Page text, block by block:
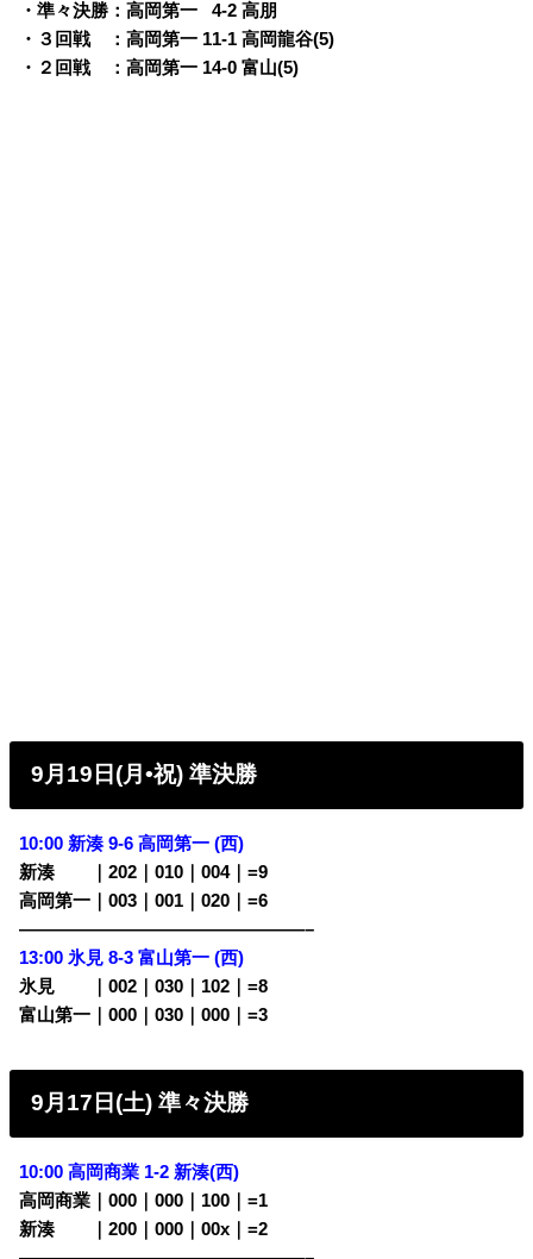
・準々決勝：高岡第一
04-2 高朋
・３回戦 ：高岡第一 11-1 高岡龍谷(5)
・２回戦 ：高岡第一 14-0 富山(5)
9月19日(月•祝) 準決勝
10:00 新湊 9-6 高岡第一 (西)
新湊
｜202｜010｜004｜=9
高岡第一｜003｜001｜020｜=6
————————————————–
13:00 氷見 8-3 富山第一 (西)
氷見
｜002｜030｜102｜=8
富山第一｜000｜030｜000｜=3
9月17日(土) 準々決勝
10:00 高岡商業 1-2 新湊(西)
高岡商業｜000｜000｜100｜=1
新湊
｜200｜000｜00x｜=2